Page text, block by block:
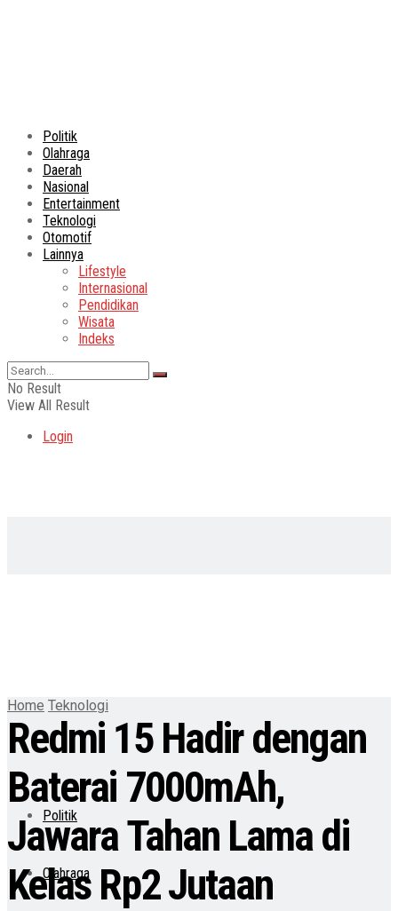
Politik
Olahraga
Daerah
Nasional
Entertainment
Teknologi
Otomotif
Lainnya
Lifestyle
Internasional
Pendidikan
Wisata
Indeks
No Result
View All Result
Login
Politik
Olahraga
Home Teknologi
Redmi 15 Hadir dengan
Baterai 7000mAh,
Jawara Tahan Lama di
Kelas Rp2 Jutaan